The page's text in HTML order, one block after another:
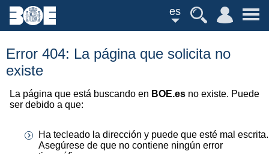
es
Error 404: La página que solicita no
existe
La página que está buscando en BOE.es no existe. Puede
ser debido a que:
Ha tecleado la dirección y puede que esté mal escrita.
Asegúrese de que no contiene ningún error